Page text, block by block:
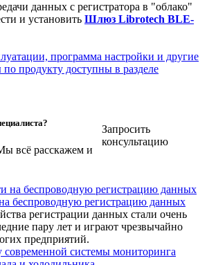
данных с регистратора в "облако"
и установить Шлюз Librotech BLE-
программа настройки и другие
продукту доступны в разделе
всё расскажем и
Запросить
консультацию
беспроводную регистрацию данных
регистрации данных стали очень
пару лет и играют чрезвычайно
предприятий.